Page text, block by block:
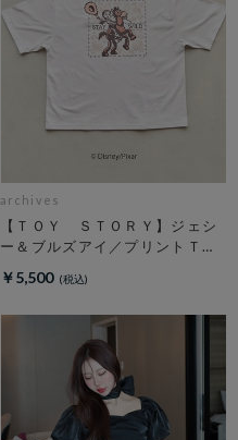
archives
【ＴＯＹ ＳＴＯＲＹ】ジェシ
ー＆ブルズアイ／プリントＴオ
￥5,500